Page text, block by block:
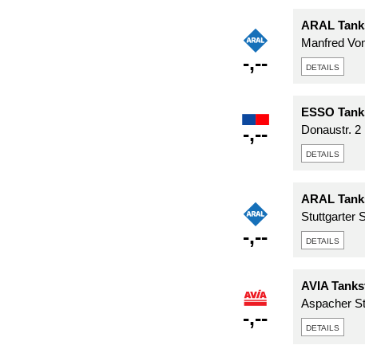
-,--
ARAL
Manfred
details
-,--
ESSO
Donaustr. 2
details
-,--
ARAL
Stuttgarter
details
-,--
AVIA
Aspacher
details